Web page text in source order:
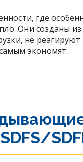
где
Они созданы из
не реагируют
экономят